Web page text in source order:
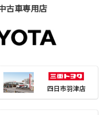
古車専用店